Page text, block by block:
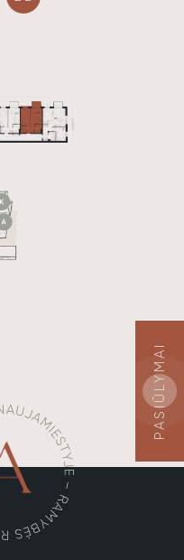
PASIŪLYMAI